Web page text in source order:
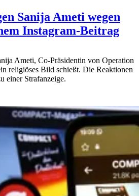
Sanija Ameti wegen
Instagram-Beitrag
Ameti, Co-Präsidentin von Operation
religiöses Bild schießt. Die Reaktionen
einer Strafanzeige.